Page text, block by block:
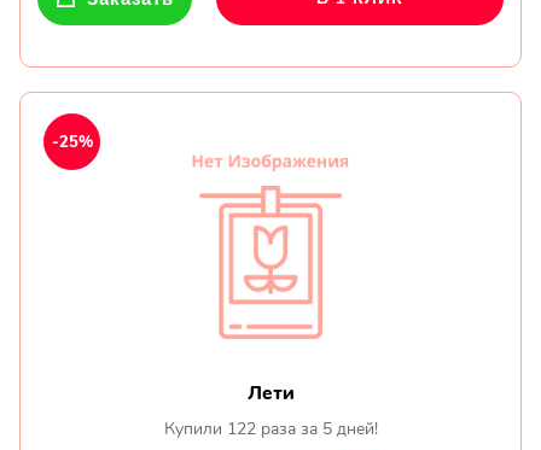
Лети
Купили 122 раза за 5 дней!
-25%